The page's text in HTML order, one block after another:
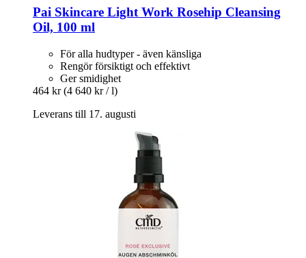
Pai Skincare Light Work Rosehip Cleansing
Oil, 100 ml
För alla hudtyper - även känsliga
Rengör försiktigt och effektivt
Ger smidighet
464 kr (4 640 kr / l)
Leverans till 17. augusti